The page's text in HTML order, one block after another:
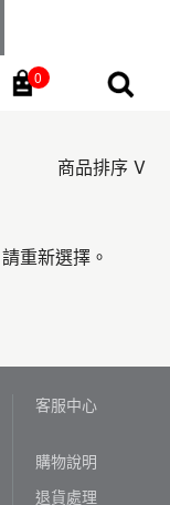
0
商品排序
重新選擇。
客服中心
購物說明
退貨處理